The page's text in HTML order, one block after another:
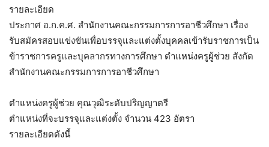
รายละเอียด
ประกาศ อ.ก.ค.ศ. สำนักงานคณะกรรมการการอาชีวศึกษา เรื่อง
รับสมัครสอบแข่งขันเพื่อบรรจุและแต่งตั้งบุคคลเข้ารับราชการเป็น
ข้าราชการครูและบุคลากรทางการศึกษา ตำแหน่งครูผู้ช่วย สังกัด
สำนักงานคณะกรรมการการอาชีวศึกษา
ตำแหน่งครูผู้ช่วย คุณวุฒิระดับปริญญาตรี
ตำแหน่งที่จะบรรจุและแต่งตั้ง จำนวน 423 อัตรา
รายละเอียดดังนี้